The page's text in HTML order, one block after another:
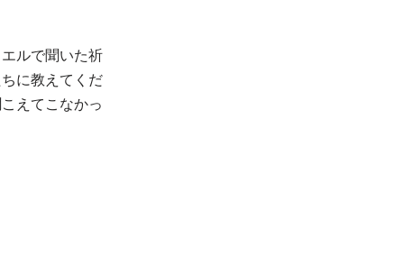
ルで聞いた祈
に教えてくだ
えてこなかっ